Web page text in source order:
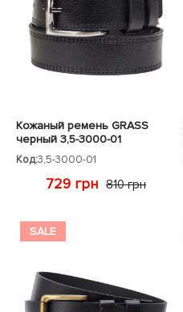
Кожаный ремень GRASS
черный 3,5-3000-01
Код:3,5-3000-01
729 грн 810 грн
SALE